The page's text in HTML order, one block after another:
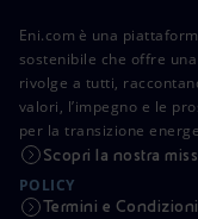
Eni.com è una
sostenibile che offre
rivolge a tutti,
valori, l’impegno e le
per la transizione
Scopri la nostra
POLICY
Termini e Condizioni